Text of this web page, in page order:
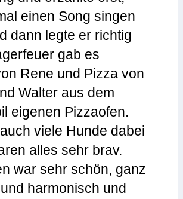
einen Song singen
dann legte er richtig
gab es
Rene und Pizza von
Walter aus dem
eigenen Pizzaofen.
viele Hunde dabei
alles sehr brav.
war sehr schön, ganz
harmonisch und